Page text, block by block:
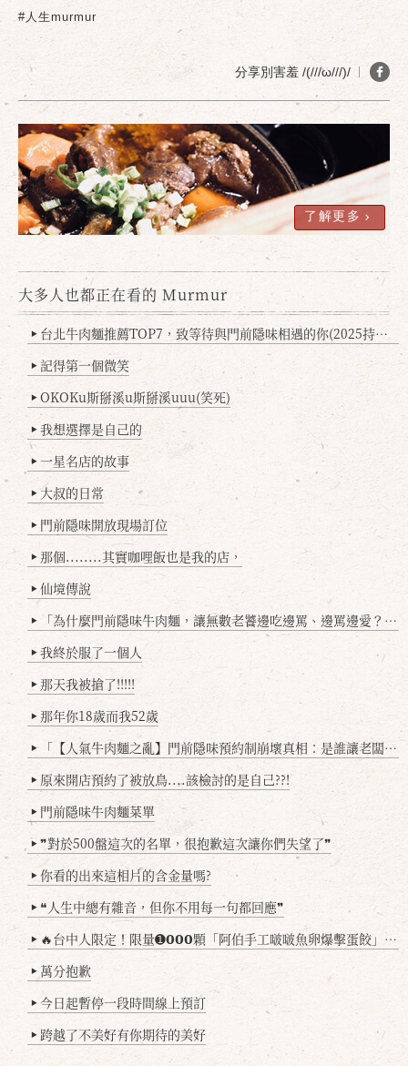
#人生murmur
分享別害羞 /(///ω///)/
了解更多
大多人也都正在看的 Murmur
▶ 台北牛肉麵推薦TOP7，致等待與門前隱味相遇的你(2025持續更新
▶ 記得第一個微笑
▶ OKOKu斯掰溪u斯掰溪uuu(笑死)
▶ 我想選擇是自己的
▶ 一星名店的故事
▶ 大叔的日常
▶ 門前隱味開放現場訂位
▶ 那個........其實咖哩飯也是我的店，
▶ 仙境傳說
▶ 「為什麼門前隱味牛肉麵，讓無數老饕邊吃邊罵、邊罵邊愛？小辣雞揭密！」
▶ 我終於服了一個人
▶ 那天我被搶了!!!!!
▶ 那年你18歲而我52歲
▶ 「【人氣牛肉麵之亂】門前隱味預約制崩壞真相：是誰讓老闆心灰意冷？」
▶ 原來開店預約了被放鳥....該檢討的是自己??!
▶ 門前隱味牛肉麵菜單
▶ ❞對於500盤這次的名單，很抱歉這次讓你們失望了❞
▶ 你看的出來這相片的含金量嗎?
▶ ❝人生中總有雜音，但你不用每一句都回應❞
▶ 🔥台中人限定！限量➊𝟬𝟬𝟬顆「阿伯手工啵啵魚卵爆擊蛋餃」台北已被搶爆2萬顆，最後名額門前隱味只留給你！🥟💥
▶ 萬分抱歉
▶ 今日起暫停一段時間線上預訂
▶ 跨越了不美好有你期待的美好